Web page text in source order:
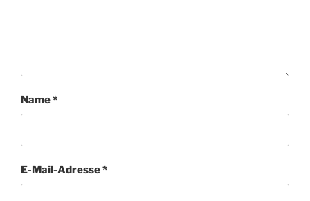
Name*
E-Mail-Adresse*